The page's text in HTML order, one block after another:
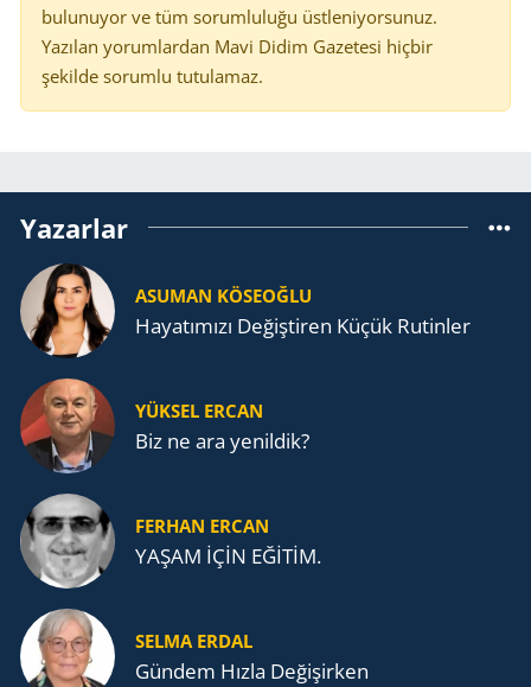
bulunuyor ve tüm sorumluluğu üstleniyorsunuz.
Yazılan yorumlardan Mavi Didim Gazetesi hiçbir
şekilde sorumlu tutulamaz.
Yazarlar
ASUMAN KÖSEOĞLU
Ha­ya­tı­mı­zı De­ğiş­ti­ren Küçük Ru­tin­ler
YÜKSEL ERCAN
Biz ne ara yenildik?
FERHAN ERCAN
YAŞAM İÇİN EĞİTİM.
SELMA ERDAL
Gündem Hızla Değişirken